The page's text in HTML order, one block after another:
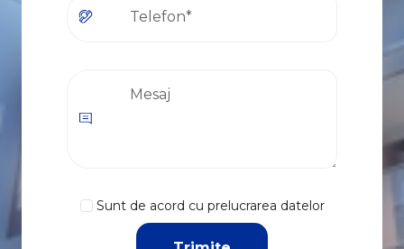
Sunt de acord cu prelucrarea datelor